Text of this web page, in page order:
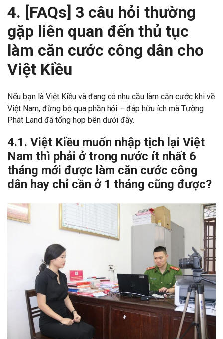
4. [FAQs] 3 câu hỏi thường
gặp liên quan đến thủ tục
làm căn cước công dân cho
Việt Kiều
Nếu bạn là Việt Kiều và đang có nhu cầu làm căn cước khi về
Việt Nam, đừng bỏ qua phần hỏi – đáp hữu ích mà Tường
Phát Land đã tổng hợp bên dưới đây.
4.1. Việt Kiều muốn nhập tịch lại Việt
Nam thì phải ở trong nước ít nhất 6
tháng mới được làm căn cước công
dân hay chỉ cần ở 1 tháng cũng được?